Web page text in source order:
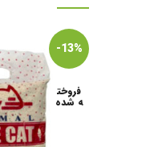
-13%
فروخت
ه شده